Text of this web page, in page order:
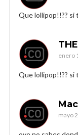
Que lollipop!!?? si
enero
Que lollipop!!?? si
mayo